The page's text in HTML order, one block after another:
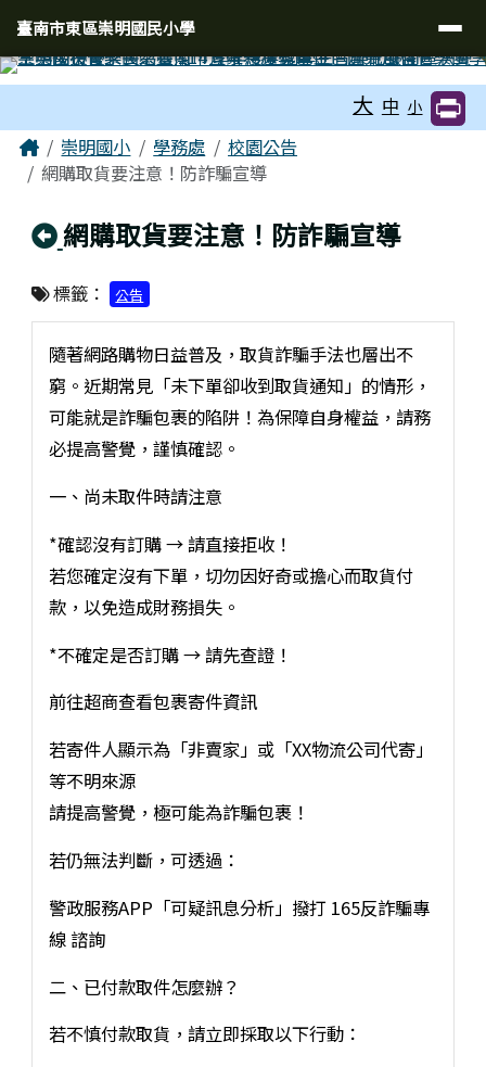
臺南市東區崇明國民小學
導覽列
臺南市東區崇明國民小學
大 中 小
主內容區域
Home崇明國小 學務處
校園公告
網購取貨要注意！防詐騙宣導
回上頁
網購取貨要注意！防詐騙宣導
標籤： 公告
隨著網路購物日益普及，取貨詐騙手法也層出不
窮。近期常見「未下單卻收到取貨通知」的情形，
可能就是詐騙包裹的陷阱！為保障自身權益，請務
必提高警覺，謹慎確認。
一、尚未取件時請注意
*確認沒有訂購 → 請直接拒收！
若您確定沒有下單，切勿因好奇或擔心而取貨付
款，以免造成財務損失。
*不確定是否訂購 → 請先查證！
前往超商查看包裹寄件資訊
若寄件人顯示為「非賣家」或「XX物流公司代寄」
等不明來源
請提高警覺，極可能為詐騙包裹！
若仍無法判斷，可透過：
警政服務APP「可疑訊息分析」撥打 165反詐騙專
線 諮詢
二、已付款取件怎麼辦？
若不慎付款取貨，請立即採取以下行動：
頁尾區域